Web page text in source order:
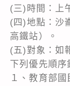
(三)時間：上
(四)地點：沙
高鐵站）。
(五)對象：如
下列優先順序
１、教育部